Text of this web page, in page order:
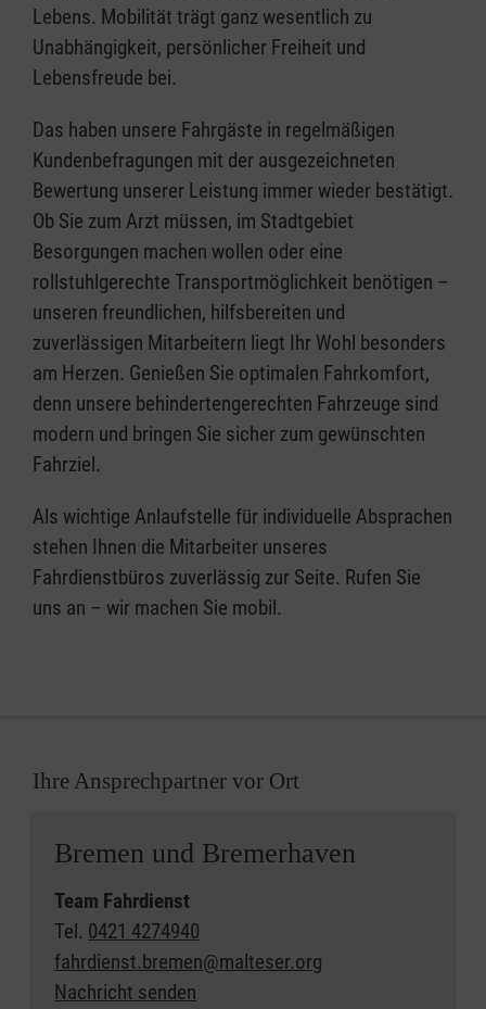
Lebens. Mobilität trägt ganz wesentlich zu
Unabhängigkeit, persönlicher Freiheit und
Lebensfreude bei.
Das haben unsere Fahrgäste in regelmäßigen
Kundenbefragungen mit der ausgezeichneten
Bewertung unserer Leistung immer wieder bestätigt.
Ob Sie zum Arzt müssen, im Stadtgebiet
Besorgungen machen wollen oder eine
rollstuhlgerechte Transportmöglichkeit benötigen –
unseren freundlichen, hilfsbereiten und
zuverlässigen Mitarbeitern liegt Ihr Wohl besonders
am Herzen. Genießen Sie optimalen Fahrkomfort,
denn unsere behindertengerechten Fahrzeuge sind
modern und bringen Sie sicher zum gewünschten
Fahrziel.
Als wichtige Anlaufstelle für individuelle Absprachen
stehen Ihnen die Mitarbeiter unseres
Fahrdienstbüros zuverlässig zur Seite. Rufen Sie
uns an – wir machen Sie mobil.
Ihre Ansprechpartner vor Ort
Bremen und Bremerhaven
Team Fahrdienst
Tel. 0421 4274940
fahrdienst.bremen@malteser.org
Nachricht senden